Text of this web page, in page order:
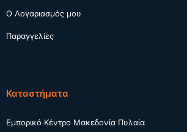
Ο Λογαριασμός μου
Παραγγελίες
Καταστήματα
Εμπορικό Κέντρο Μακεδονία Πυλαία